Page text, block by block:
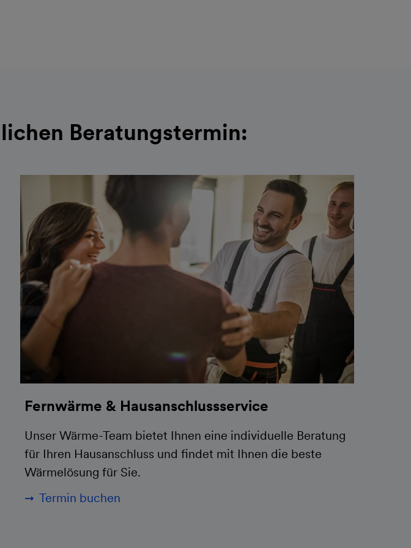
Beratungstermin:
Fernwärme & Hausanschlussservice
Unser Wärme-Team bietet Ihnen eine individuelle Beratung
für Ihren Hausanschluss und findet mit Ihnen die beste
Wärmelösung für Sie.
Termin buchen